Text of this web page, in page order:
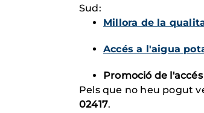
Sud:
Millora de la
Accés a l'aigua
Promoció de
Pels que no heu pogut
02417.